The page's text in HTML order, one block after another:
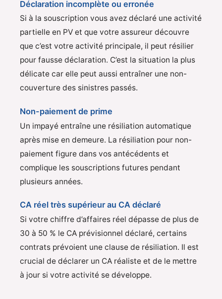
Déclaration incomplète ou erronée
Si à la souscription vous avez déclaré une activité
partielle en PV et que votre assureur découvre
que c’est votre activité principale, il peut résilier
pour fausse déclaration. C’est la situation la plus
délicate car elle peut aussi entraîner une non-
couverture des sinistres passés.
Non-paiement de prime
Un impayé entraîne une résiliation automatique
après mise en demeure. La résiliation pour non-
paiement figure dans vos antécédents et
complique les souscriptions futures pendant
plusieurs années.
CA réel très supérieur au CA déclaré
Si votre chiffre d’affaires réel dépasse de plus de
30 à 50 % le CA prévisionnel déclaré, certains
contrats prévoient une clause de résiliation. Il est
crucial de déclarer un CA réaliste et de le mettre
à jour si votre activité se développe.